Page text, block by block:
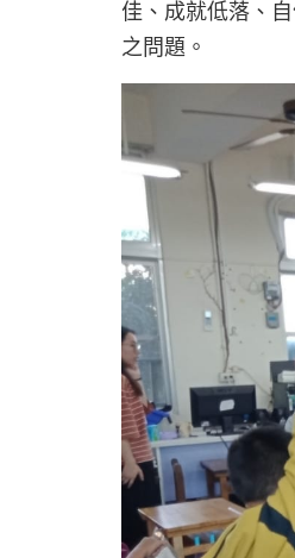
佳、成就低落、
之問題。